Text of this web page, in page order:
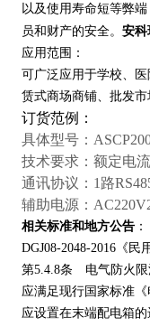
以及使用寿命短等弊
员和财产的安全。 安科
应用范围：
可广泛应用于学校、
赁式商场商铺、批发
订货范例：
具体型号：
技术要求：额定电
通讯协议：1路
辅助电源：
相关标准和地方公告 ：
DGJ08-2048-2016《
第5.4.8条 电气防火限
应满足现行国家标准
应设置在末端配电箱